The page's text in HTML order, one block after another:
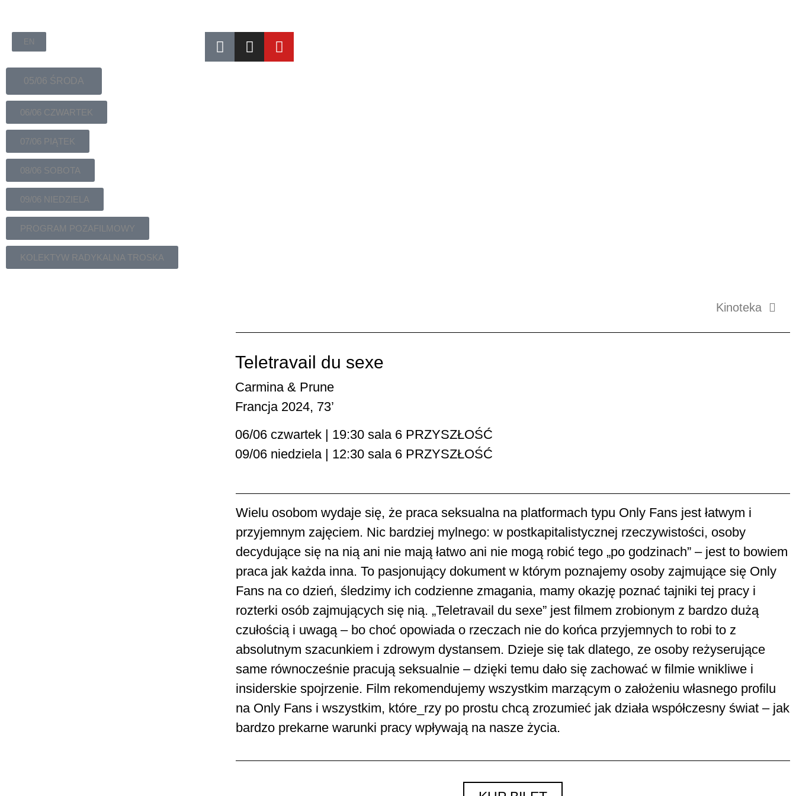
EN
05/06 ŚRODA
06/06 CZWARTEK
07/06 PIĄTEK
08/06 SOBOTA
09/06 NIEDZIELA
PROGRAM POZAFILMOWY
KOLEKTYW RADYKALNA TROSKA
Kinoteka
Teletravail du sexe
Carmina & Prune
Francja 2024, 73’
06/06 czwartek | 19:30 sala 6 PRZYSZŁOŚĆ
09/06 niedziela | 12:30 sala 6 PRZYSZŁOŚĆ
Wielu osobom wydaje się, że praca seksualna na platformach typu Only Fans jest łatwym i
przyjemnym zajęciem. Nic bardziej mylnego: w postkapitalistycznej rzeczywistości, osoby
decydujące się na nią ani nie mają łatwo ani nie mogą robić tego „po godzinach” – jest to bowiem
praca jak każda inna. To pasjonujący dokument w którym poznajemy osoby zajmujące się Only
Fans na co dzień, śledzimy ich codzienne zmagania, mamy okazję poznać tajniki tej pracy i
rozterki osób zajmujących się nią. „Teletravail du sexe” jest filmem zrobionym z bardzo dużą
czułością i uwagą – bo choć opowiada o rzeczach nie do końca przyjemnych to robi to z
absolutnym szacunkiem i zdrowym dystansem. Dzieje się tak dlatego, ze osoby reżyserujące
same równocześnie pracują seksualnie – dzięki temu dało się zachować w filmie wnikliwe i
insiderskie spojrzenie. Film rekomendujemy wszystkim marzącym o założeniu własnego profilu
na Only Fans i wszystkim, które_rzy po prostu chcą zrozumieć jak działa współczesny świat – jak
bardzo prekarne warunki pracy wpływają na nasze życia.